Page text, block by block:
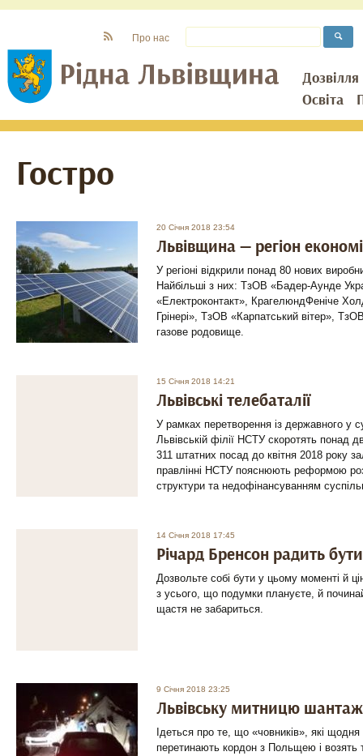
Дозвілля
Освіта
Про нас
Гостро
20 Січня 2018 23:54
Львівщина — регіон
У регіоні відкрили понад 80 нових
Найбільші з них: ТзОВ «Бадер-Аунде
«Електроконтакт», КрагелюндФеніче
Грінері», ТзОВ «Карпатський вітер»,
газове родовище.
15 Січня 2018 14:21
Львівські телебаталії
У рамках перетворення із державного у
Львівській філії НСТУ скоротять понад
311 штатних посад до квітня 2018 року
правлінні НСТУ пояснюють реформою
структури та недофінансуванням
14 Січня 2018 17:45
Річард Бренсон радить
Дозвольте собі бути у цьому моменті й
з усього, що подумки плануєте, й
щастя не забариться.
9 Січня 2018 23:25
Львівську митницю
Ідеться про те, що «човників», які щодня
перетинають кордон з Польщею і возять